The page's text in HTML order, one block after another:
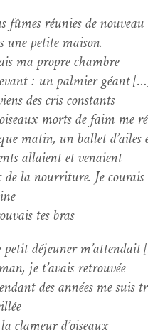
fûmes réu­nies de nouveau
une petite maison.
ma pro­pre chambre
: un palmi­er géant
des cris constants
morts de faim me
matin, un bal­let d’ailes
allaient et venaient
de la nour­ri­t­ure. Je
tes bras
petit déje­uner
je t’avais retrouvée
des années me suis
clameur d’oiseaux